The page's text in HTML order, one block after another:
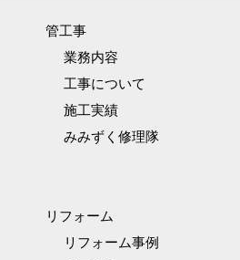
管工事
業務内容
工事について
施工実績
みみずく修理隊
リフォーム
リフォーム事例